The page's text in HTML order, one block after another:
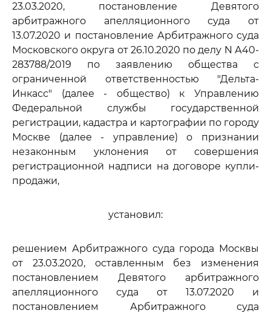
23.03.2020, постановление Девятого
арбитражного апелляционного суда от
13.07.2020 и постановление Арбитражного суда
Московского округа от 26.10.2020 по делу N А40-
283788/2019 по заявлению общества с
ограниченной ответственностью "Дельта-
Инкасс" (далее - общество) к Управлению
Федеральной службы государственной
регистрации, кадастра и картографии по городу
Москве (далее - управление) о признании
незаконным уклонения от совершения
регистрационной надписи на договоре купли-
продажи,
установил:
решением Арбитражного суда города Москвы
от 23.03.2020, оставленным без изменения
постановлением Девятого арбитражного
апелляционного суда от 13.07.2020 и
постановлением Арбитражного суда